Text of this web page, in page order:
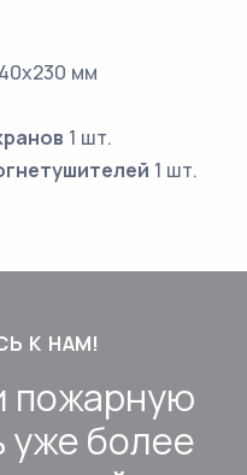
мм
1 шт.
1 шт.
К НАМ!
пожарную
уже более